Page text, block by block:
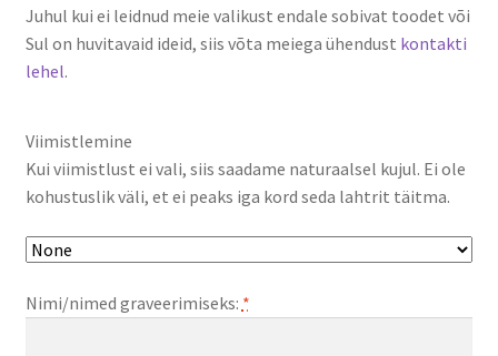
Juhul kui ei leidnud meie valikust endale sobivat toodet või
Sul on huvitavaid ideid, siis võta meiega ühendust kontakti
lehel.
Viimistlemine
Kui viimistlust ei vali, siis saadame naturaalsel kujul. Ei ole
kohustuslik väli, et ei peaks iga kord seda lahtrit täitma.
Nimi/nimed graveerimiseks: *